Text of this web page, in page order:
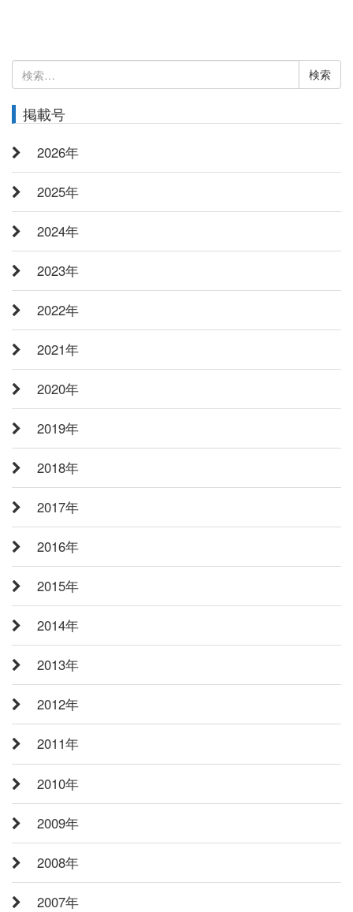
検
索:
掲載号
2026年
2025年
2024年
2023年
2022年
2021年
2020年
2019年
2018年
2017年
2016年
2015年
2014年
2013年
2012年
2011年
2010年
2009年
2008年
2007年